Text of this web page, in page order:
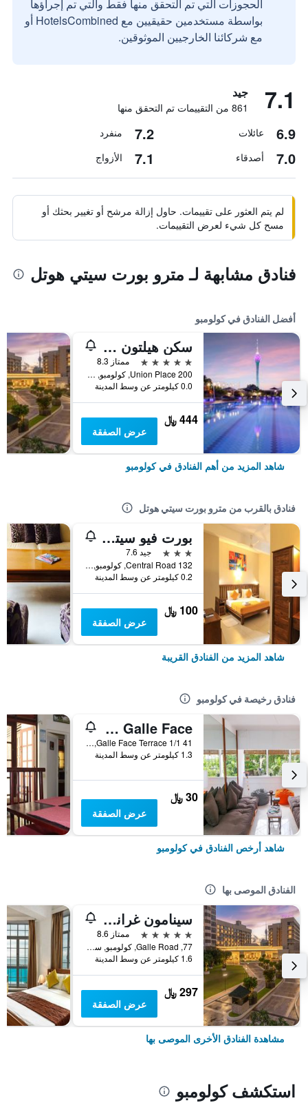
الحجوزات التي تم التحقق منها فقط والتي تم إجراؤها
بواسطة مستخدمين حقيقيين مع HotelsCombined أو
مع شركائنا الخارجيين الموثوقين.
7.1 جيد
861 من التقييمات تم التحقق منها
6.9 عائلات 7.2 منفرد
7.0 أصدقاء 7.1 الأزواج
لم يتم العثور على تقييمات. حاول إزالة مرشح أو تغيير بحثك أو
مسح كل شيء لعرض التقييمات.
فنادق مشابهة لـ مترو بورت سيتي هوتل
أفضل الفنادق في كولومبو
سكن هيلتون كولومبو
5 نجوم
ممتاز 8.3
200 Union Place, كولومبو, سريلانكا
0.0 كيلومتر عن وسط المدينة
444 ﷼
عرض الصفقة
شاهد المزيد من أهم الفنادق في كولومبو
فنادق بالقرب من مترو بورت سيتي هوتل
بورت فيو سيتي هوتل
3 نجوم
جيد 7.6
132 Central Road, كولومبو, سريلانكا
0.2 كيلومتر عن وسط المدينة
100 ﷼
عرض الصفقة
شاهد المزيد من الفنادق القريبة
فنادق رخيصة في كولومبو
Hostel at Galle Face
41 1/1 Galle Face Terrace, كولومبو, سريلانكا
1.3 كيلومتر عن وسط المدينة
30 ﷼
عرض الصفقة
شاهد أرخص الفنادق في كولومبو
الفنادق الموصى بها
سينامون غراند كولومبو
5 نجوم
ممتاز 8.6
77, Galle Road, كولومبو, سريلانكا
1.6 كيلومتر عن وسط المدينة
297 ﷼
عرض الصفقة
مشاهدة الفنادق الأخرى الموصى بها
استكشف كولومبو